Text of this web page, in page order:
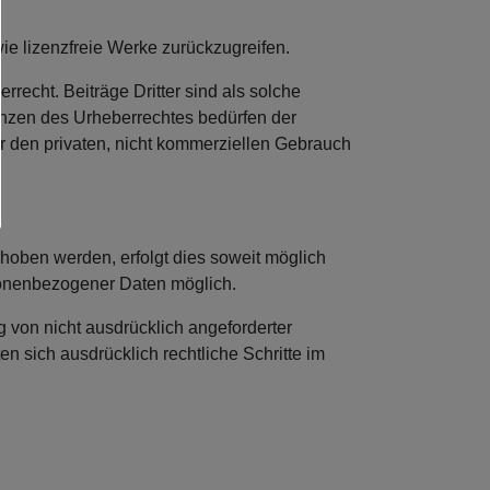
lizenzfreie Werke zurückzugreifen.
Beiträge Dritter sind als solche
des Urheberrechtes bedürfen der
privaten, nicht kommerziellen Gebrauch
werden, erfolgt dies soweit möglich
Daten möglich.
von nicht ausdrücklich angeforderter
sich ausdrücklich rechtliche Schritte im